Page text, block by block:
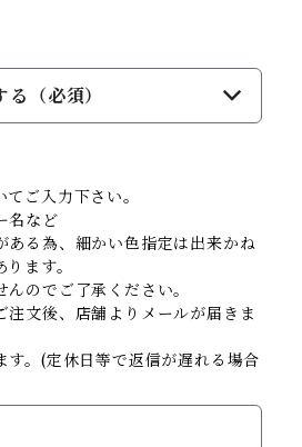
る（必須）
ご入力下さい。
名など
る為、細かい色指定は出来かね
ます。
のでご了承ください。
文後、店舗よりメールが届きま
。(定休日等で返信が遅れる場合